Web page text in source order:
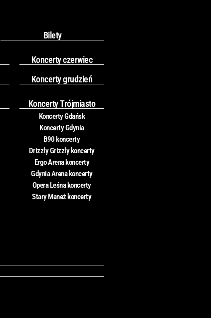
Bilety
Koncerty czerwiec
Koncerty grudzień
Koncerty Trójmiasto
Koncerty Gdańsk
Koncerty Gdynia
B90 koncerty
Drizzly Grizzly koncerty
Ergo Arena koncerty
Gdynia Arena koncerty
Opera Leśna koncerty
Stary Maneż koncerty